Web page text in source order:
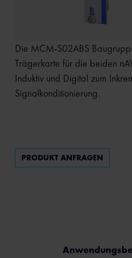
Die MCM-S02ABS
Trägerkarte für die beiden
Induktiv und Digital zum
Signalkonditionierung.
PRODUKT ANFRAGEN